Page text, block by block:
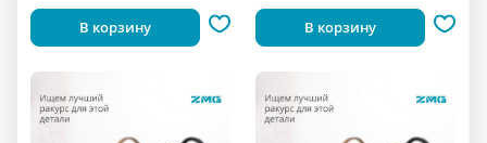
В корзину В корзину